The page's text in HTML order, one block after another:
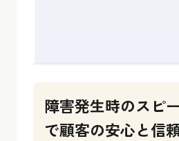
障害発生時のスピ
で顧客の安心と信